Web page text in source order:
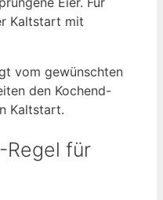
Kaltstart mit
vom gewünschten
den Kochend-
Kaltstart.
für